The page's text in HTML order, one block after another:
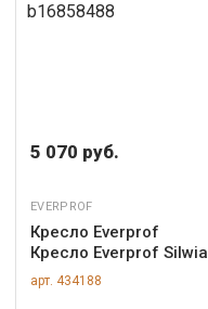
5 070 руб.
EVERPROF
Кресло Everprof
Кресло Everprof Silwia
(Сильвия) Экокожа
Черный арт. ZN-
арт. 434188